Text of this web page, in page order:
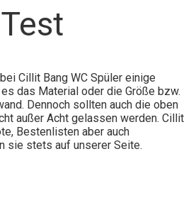
Cillit Bang WC Spüler einige
das Material oder die Größe bzw.
Dennoch sollten auch die oben
außer Acht gelassen werden. Cillit
Bestenlisten aber auch
sie stets auf unserer Seite.